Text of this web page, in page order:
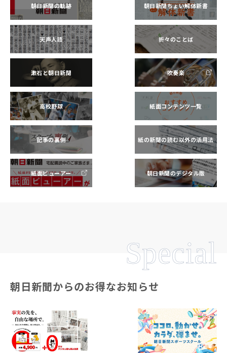
朝日新聞の軌跡 朝日新聞ちょい解体新書
天声人語 折々のことば
漱石と朝日新聞 吹奏楽
高校野球 紙面コンテンツ一覧
記事の裏側 紙の新聞の読む以外の活用法
紙面ビューアー 朝日新聞のデジタル版
Special
朝日新聞からのお得なお知らせ